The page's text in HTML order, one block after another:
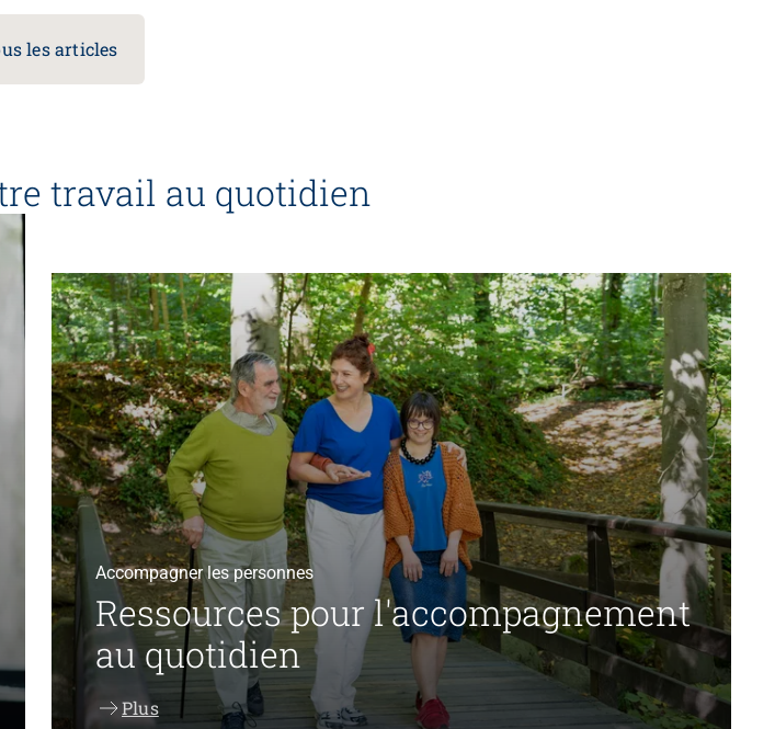
les articles
travail au quotidien
Accompagner les personnes
Ressources pour l'accompagnement
au quotidien
Plus